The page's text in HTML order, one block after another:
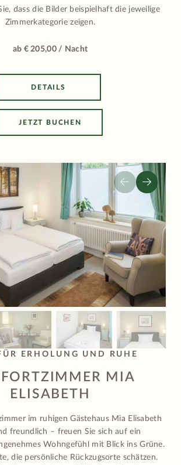
dass die Bilder beispielhaft die jeweilige
Zimmerkategorie zeigen.
ab € 205,00 / Nacht
DETAILS
JETZT BUCHEN
MIA
ELISABETH
ERHOLUNG UND RUHE
im ruhigen Gästehaus Mia Elisabeth
freundlich – freuen Sie sich auf ein
Wohngefühl mit Blick ins Grüne.
die persönliche Rückzugsorte schätzen.